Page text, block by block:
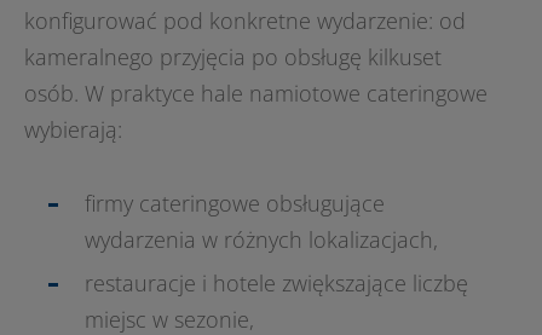
konfigurować pod konkretne wydarzenie: od
kameralnego przyjęcia po obsługę kilkuset
osób. W praktyce hale namiotowe cateringowe
wybierają:
firmy cateringowe obsługujące
wydarzenia w różnych lokalizacjach,
restauracje i hotele zwiększające liczbę
miejsc w sezonie,